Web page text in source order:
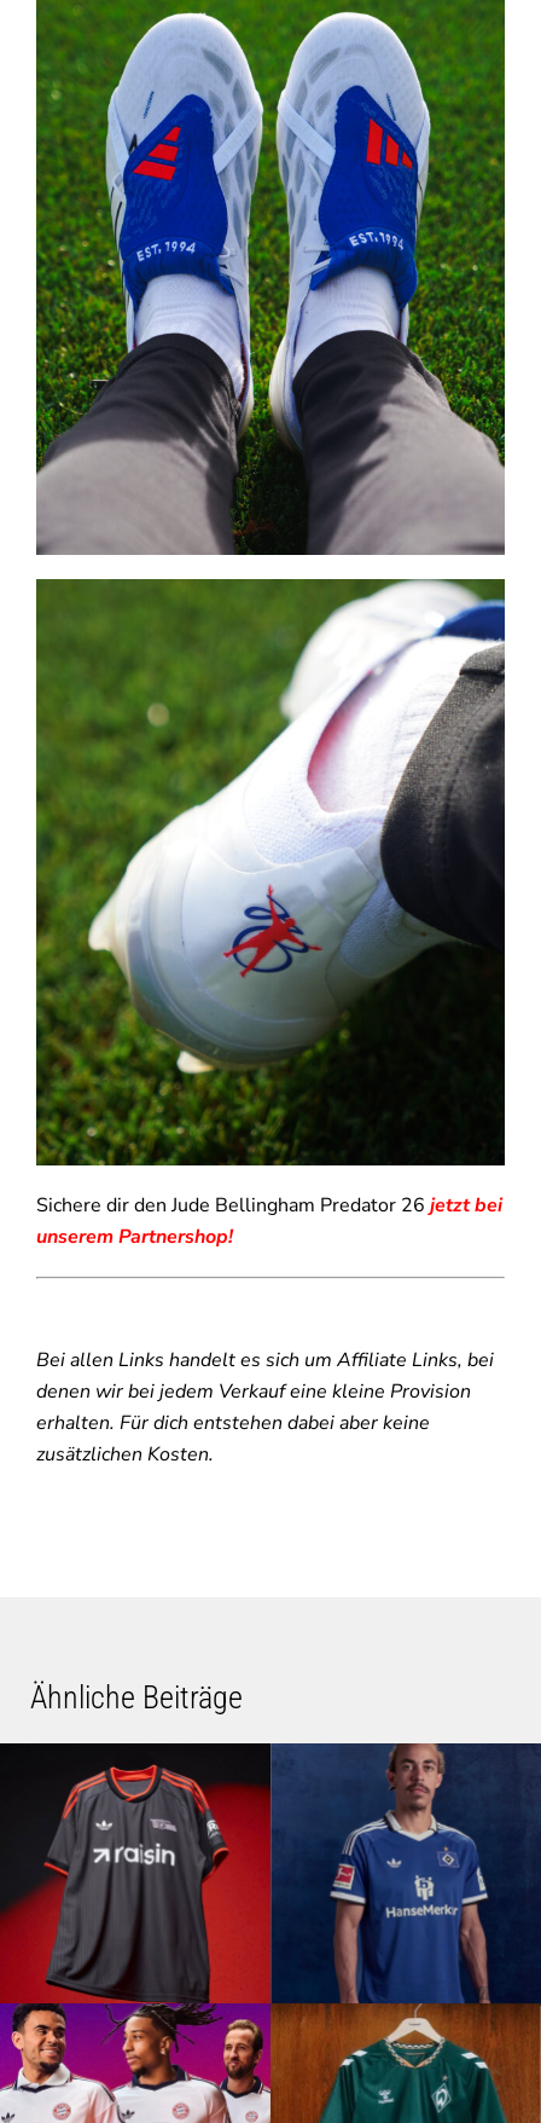
Sichere dir den Jude Bellingham Predator 26 jetzt bei
unserem Partnershop!
Bei allen Links handelt es sich um Affiliate Links, bei
denen wir bei jedem Verkauf eine kleine Provision
erhalten. Für dich entstehen dabei aber keine
zusätzlichen Kosten.
Ähnliche Beiträge